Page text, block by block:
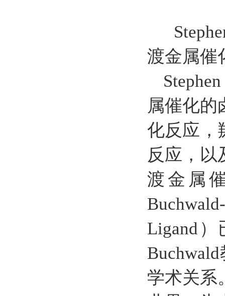
渡金属催
属催化的
化反应，
反应，以
渡金属
Ligand
学术关系